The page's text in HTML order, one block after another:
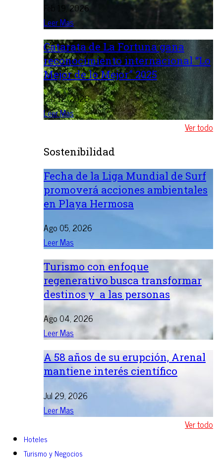
Feb 19, 2026
Leer Mas
Catarata de La Fortuna gana
reconocimiento internacional “Lo
Mejor de lo Mejor” 2025
Feb 12, 2026
Leer Mas
Ver todo
Sostenibilidad
Fecha de la Liga Mundial de Surf
promoverá acciones ambientales
en Playa Hermosa
Ago 05, 2026
Leer Mas
Turismo con enfoque
regenerativo busca transformar
destinos y a las personas
Ago 04, 2026
Leer Mas
A 58 años de su erupción, Arenal
mantiene interés científico
Jul 29, 2026
Leer Mas
Ver todo
Hoteles
Turismo y Negocios